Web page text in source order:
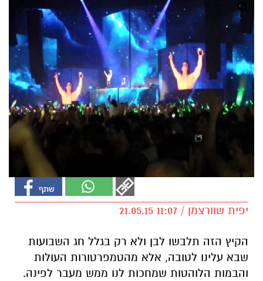
יפית שוורצמן / 11:07 21.05.15
הקיץ הזה תלבשו לבן ולא רק בגלל חג השבועות
שבא עלינו לטובה, אלא מהטמפרטורות העולות
והבמות הלוהטות שמחכות לנו ממש מעבר לפינה.